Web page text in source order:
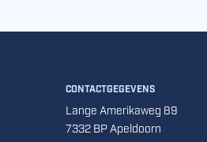
CONTACTGEGEVENS
Lange Amerikaweg 89
7332 BP Apeldoorn